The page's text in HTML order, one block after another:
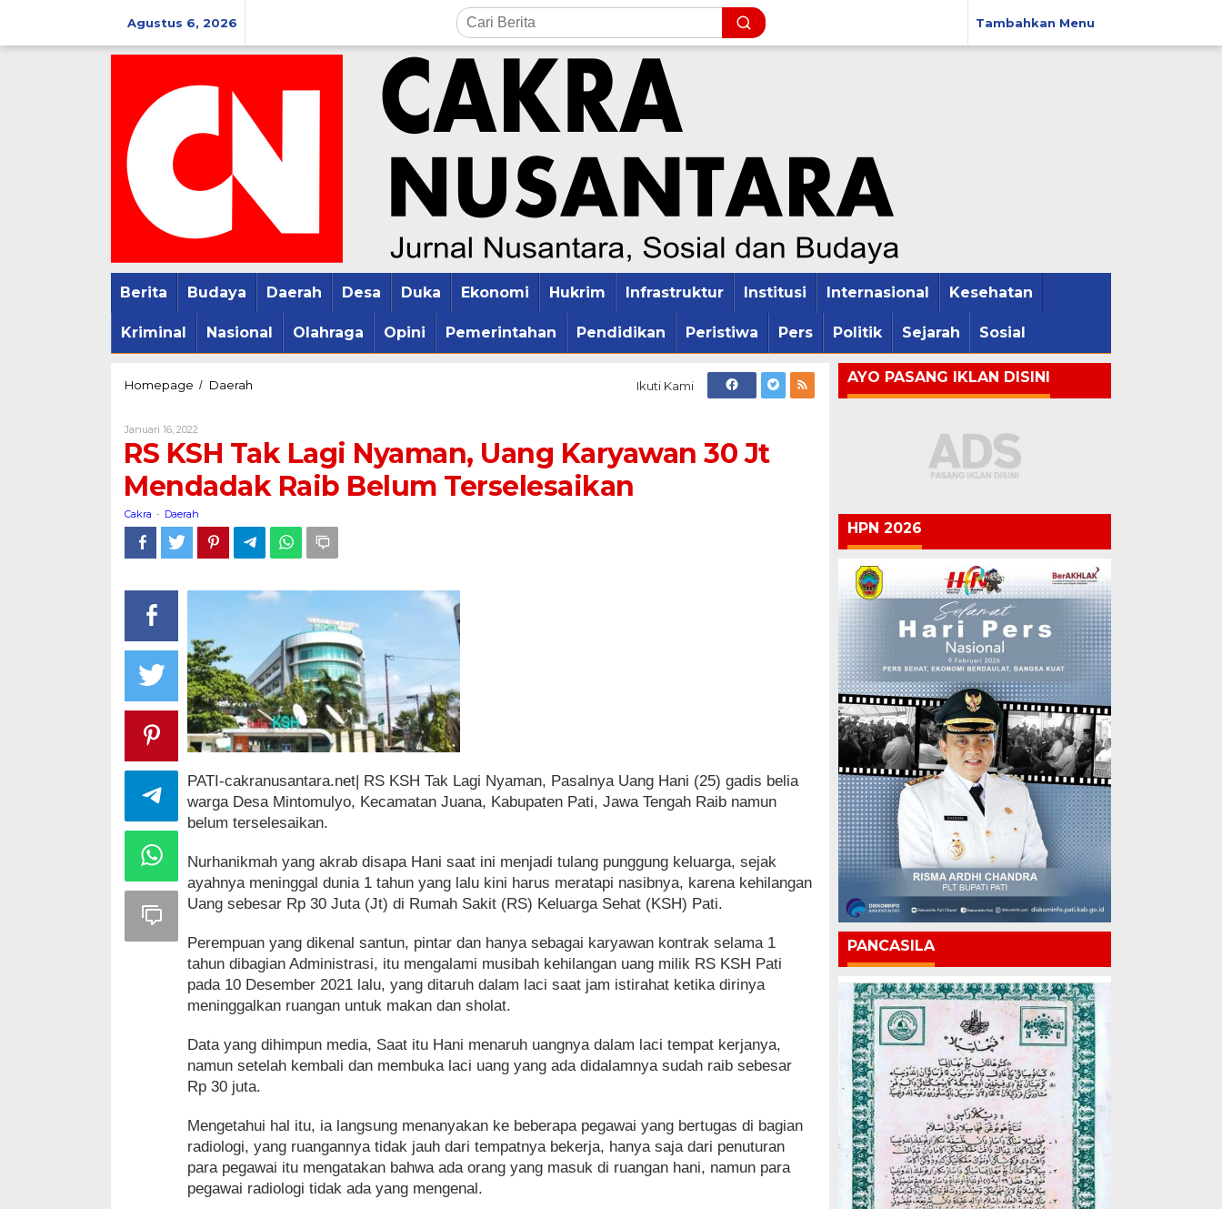
konten
Agustus 6, 2026 Tambahkan Menu
Berita Budaya Daerah Desa Duka Ekonomi Hukrim Infrastruktur Institusi Internasional Kesehatan
Kriminal Nasional Olahraga Opini Pemerintahan Pendidikan Peristiwa Pers Politik Sejarah Sosial
Homepage / Daerah
Nyaman,
Uang
Karyawan
Jt
Mendadak
Terselesaikan
Ikuti Kami
Januari 16, 2022
Cakra
RS KSH Tak Lagi Nyaman, Uang Karyawan 30 Jt
Mendadak Raib Belum Terselesaikan
Cakra - Daerah
PATI-cakranusantara.net| RS KSH Tak Lagi Nyaman, Pasalnya Uang Hani (25) gadis belia
warga Desa Mintomulyo, Kecamatan Juana, Kabupaten Pati, Jawa Tengah Raib namun
belum terselesaikan.
Nurhanikmah yang akrab disapa Hani saat ini menjadi tulang punggung keluarga, sejak
ayahnya meninggal dunia 1 tahun yang lalu kini harus meratapi nasibnya, karena kehilangan
Uang sebesar Rp 30 Juta (Jt) di Rumah Sakit (RS) Keluarga Sehat (KSH) Pati.
Perempuan yang dikenal santun, pintar dan hanya sebagai karyawan kontrak selama 1
tahun dibagian Administrasi, itu mengalami musibah kehilangan uang milik RS KSH Pati
pada 10 Desember 2021 lalu, yang ditaruh dalam laci saat jam istirahat ketika dirinya
meninggalkan ruangan untuk makan dan sholat.
Data yang dihimpun media, Saat itu Hani menaruh uangnya dalam laci tempat kerjanya,
namun setelah kembali dan membuka laci uang yang ada didalamnya sudah raib sebesar
Rp 30 juta.
Mengetahui hal itu, ia langsung menanyakan ke beberapa pegawai yang bertugas di bagian
radiologi, yang ruangannya tidak jauh dari tempatnya bekerja, hanya saja dari penuturan
para pegawai itu mengatakan bahwa ada orang yang masuk di ruangan hani, namun para
pegawai radiologi tidak ada yang mengenal.
AYO PASANG IKLAN DISINI
HPN 2026
PANCASILA